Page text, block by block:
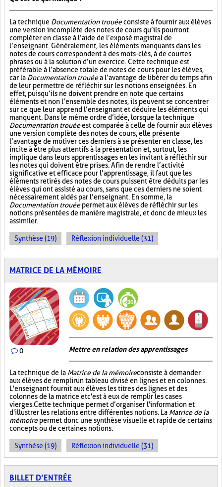
La technique Documentation trouéeconsiste à fournir aux élèves
une version incomplète des notes de cours qu’ils pourront
compléter en classe à l’aide de l’exposé magistral de
l’enseignant. Généralement, les éléments manquants dans les
notes de cours correspondent à des mots-clés, à de courtes
phrases ou à la solution d’un exercice. Cette technique est
préférable à l’absence totale de notes de cours pour les élèves,
car la Documentation trouéea l’avantage de libérer du temps afin
de leur permettre de réfléchir sur les notions enseignées. En
effet, puisqu’ils ne doivent prendre en note que certains
éléments et non l’ensemble des notes, ils peuvent se concentrer
sur ce que leur apprend l’enseignant et déduire les éléments qui
manquent. Dans le même ordre d’idée, lorsque la technique
Documentation trouéeest comparée à celle de fournir aux élèves
une version complète des notes de cours, elle présente
l’avantage de motiver ces derniers à se présenter en classe, les
incite à être plus attentifs à la présentation et, surtout, les
implique dans leurs apprentissages en les invitant à réfléchir sur
les notes qui doivent être prises. Afin de rendre l’activité
significative et efficace pour l’apprentissage, il faut que les
éléments retirés des notes de cours puissent être déduits par les
élèves qui ont assisté au cours, sans que ces derniers ne soient
nécessairement aidés par l’enseignant. En somme, la
Documentation trouéepermet aux élèves de réfléchir sur les
notions présentées de manière magistrale, et donc de mieux les
assimiler.
Synthèse (19) Réflexion individuelle (31)
MATRICE DE LA MÉMOIRE
0 Mettre en relation des apprentissages
La technique de la Matrice de la mémoireconsiste à demander
aux élèves de remplir un tableau divisé en lignes et en colonnes.
L'enseignant fournit aux élèves les titres des lignes et des
colonnes de la matrice et c'est à eux de remplir les cases
vierges. Cette technique permet d’organiser l'information et
d'illustrer les relations entre différentes notions. La Matrice de la
mémoirepermet donc une synthèse visuelle et rapide de certains
concepts ou de certaines notions.
Synthèse (19) Réflexion individuelle (31)
BILLET D’ENTRÉE